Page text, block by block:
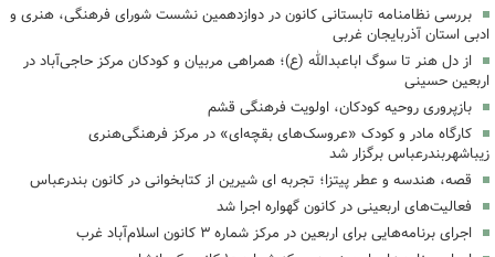
بررسی نظامنامه تابستانی کانون در دوازدهمین نشست شورای فرهنگی، هنری و
ادبی استان آذربایجان غربی
از دل هنر تا سوگ اباعبدالله (ع)؛ همراهی مربیان و کودکان مرکز حاجی‌آباد در
اربعین حسینی
بازپروری روحیه کودکان، اولویت فرهنگی قشم
کارگاه مادر و کودک «عروسک‌های بقچه‌ای» در مرکز فرهنگی‌هنری
زیباشهربندرعباس برگزار شد
قصه، هندسه و عطر پیتزا؛ تجربه ای شیرین از کتابخوانی در کانون بندرعباس
فعالیت‌های اربعینی در کانون گهواره اجرا شد
اجرای برنامه‌هایی برای اربعین در مرکز شماره ۳ کانون اسلام‌آباد غرب